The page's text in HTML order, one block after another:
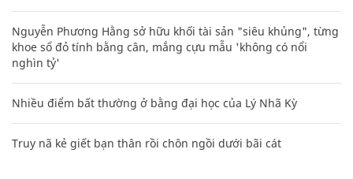
Nguyễn Phương Hằng sở hữu khối tài sản "siêu khủng", từng
khoe sổ đỏ tính bằng cân, mắng cựu mẫu 'không có nổi
nghìn tỷ'
Nhiều điểm bất thường ở bằng đại học của Lý Nhã Kỳ
Truy nã kẻ giết bạn thân rồi chôn ngồi dưới bãi cát